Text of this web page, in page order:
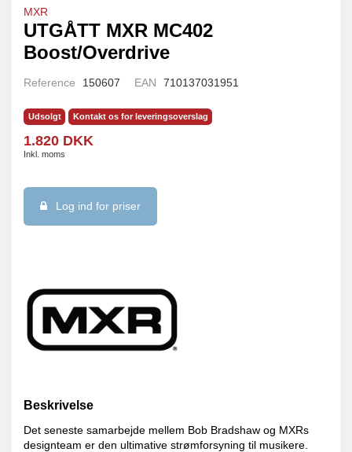
MXR
UTGÅTT MXR MC402
Boost/Overdrive
Reference 150607 EAN 710137031951
Udsolgt Kontakt os for leveringsoverslag
1.820 DKK
Inkl. moms
Log ind for priser
Beskrivelse
Det seneste samarbejde mellem Bob Bradshaw og MXRs
designteam er den ultimative strømforsyning til musikere.